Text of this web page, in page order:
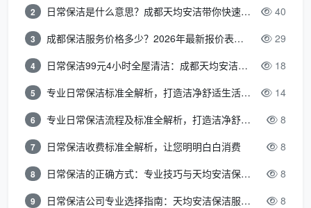
格
题
描
明具体问题，如“地面
有污渍”“垃圾桶未及
证，忌写“不太干净”等
模糊表达，使用简洁明
整
措
施
与
时
案及完成期限
一般问题要求2小时内
完成整改，严重问题即
2 日常保洁是什么意思？成都天均安洁带你快速区分“日常vs深度vs开荒” 40
3 成都保洁服务价格多少？2026年最新报价表来了，这一篇看透所有费用 29
4 日常保洁99元4小时全屋清洁：成都天均安洁保洁超值服务全解析 18
5 专业日常保洁标准全解析，打造洁净舒适生活空间 14
6 专业日常保洁流程及标准全解析，打造洁净舒适环境 8
7 日常保洁收费标准全解析，让您明明白白消费 8
8 日常保洁的正确方式：专业技巧与天均安洁保洁服务全解析 8
9 日常保洁公司专业选择指南：天均安洁保洁服务全解析 8